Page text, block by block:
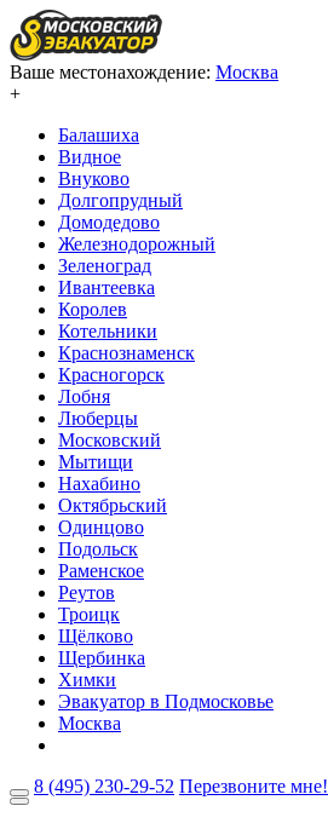
Ваше местонахождение: Москва
+
Балашиха
Видное
Внуково
Долгопрудный
Домодедово
Железнодорожный
Зеленоград
Ивантеевка
Королев
Котельники
Краснознаменск
Красногорск
Лобня
Люберцы
Московский
Мытищи
Нахабино
Октябрьский
Одинцово
Подольск
Раменское
Реутов
Троицк
Щёлково
Щербинка
Химки
Эвакуатор в Подмосковье
Москва
8 (495) 230-29-52 Перезвоните мне!